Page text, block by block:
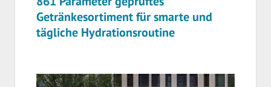
Getränkesortiment für smarte und
tägliche Hydrationsroutine